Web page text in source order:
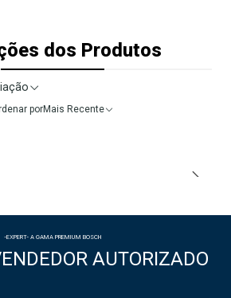
dos Produtos
porMais Recente
-EXPERT- A GAMA PREMIUM BOSCH
AUTORIZADO